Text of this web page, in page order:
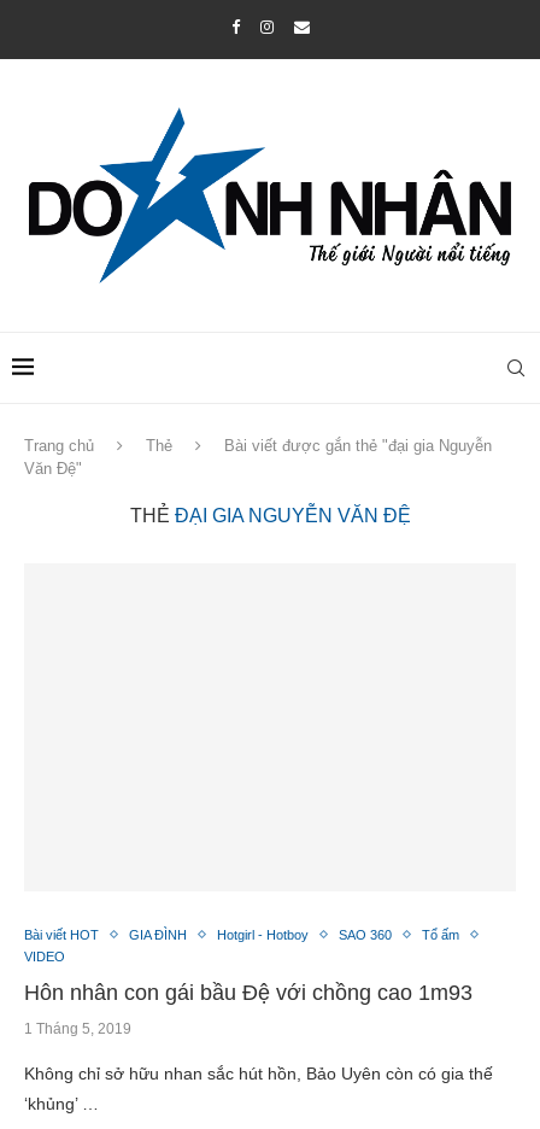
Trang chủ Thẻ
Bài viết được gắn thẻ "đại gia Nguyễn
Văn Đệ"
THẺ ĐẠI GIA NGUYỄN VĂN ĐỆ
Bài viết HOT GIA ĐÌNH Hotgirl - Hotboy SAO 360
Tổ ấm
VIDEO
Hôn nhân con gái bầu Đệ với chồng cao 1m93
1 Tháng 5, 2019
Không chỉ sở hữu nhan sắc hút hồn, Bảo Uyên còn có gia thế
‘khủng’ …